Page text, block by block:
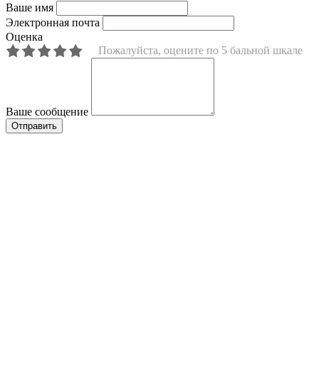
Ваше имя
Электронная почта
Оценка
Пожалуйста, оцените по 5 бальной шкале
Ваше сообщение